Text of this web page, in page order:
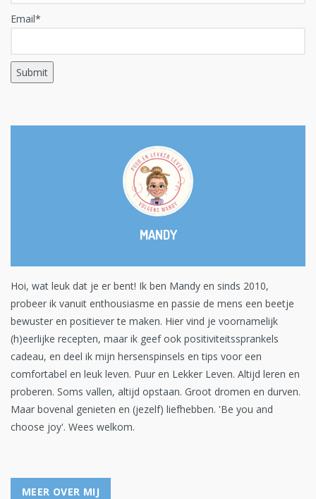
Email*
MANDY
Hoi, wat leuk dat je er bent! Ik ben Mandy en sinds 2010,
probeer ik vanuit enthousiasme en passie de mens een beetje
bewuster en positiever te maken. Hier vind je voornamelijk
(h)eerlijke recepten, maar ik geef ook positiviteitssprankels
cadeau, en deel ik mijn hersenspinsels en tips voor een
comfortabel en leuk leven. Puur en Lekker Leven. Altijd leren en
proberen. Soms vallen, altijd opstaan. Groot dromen en durven.
Maar bovenal genieten en (jezelf) liefhebben. 'Be you and
choose joy'. Wees welkom.
MEER OVER MIJ